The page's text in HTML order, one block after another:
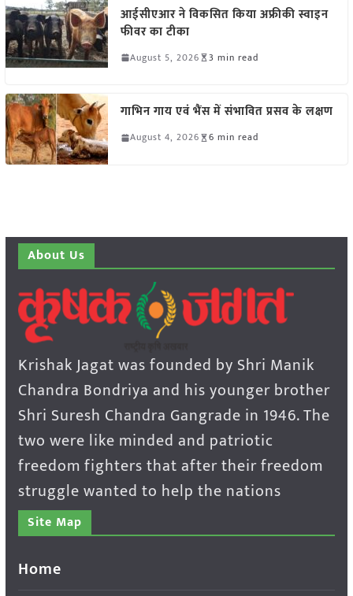
आईसीएआर ने विकसित किया अफ्रीकी स्वाइन
फीवर का टीका
August 5, 2026 3 min read
गाभिन गाय एवं भैंस में संभावित प्रसव के लक्षण
August 4, 2026 6 min read
About Us
Krishak Jagat was founded by Shri Manik
Chandra Bondriya and his younger brother
Shri Suresh Chandra Gangrade in 1946. The
two were like minded and patriotic
freedom fighters that after their freedom
struggle wanted to help the nations
Site Map
Home